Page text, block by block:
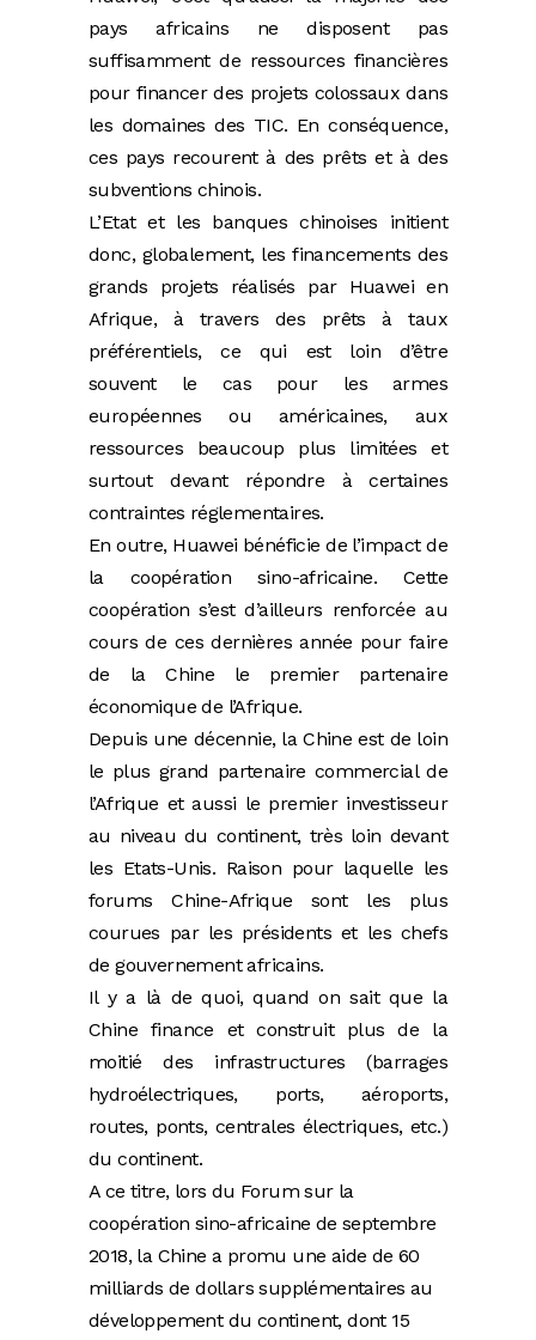
pays africains ne disposent pas
suffisamment de ressources financières
pour financer des projets colossaux dans
les domaines des TIC. En conséquence,
ces pays recourent à des prêts et à des
subventions chinois.
L’Etat et les banques chinoises initient
donc, globalement, les financements des
grands projets réalisés par Huawei en
Afrique, à travers des prêts à taux
préférentiels, ce qui est loin d’être
souvent le cas pour les armes
européennes ou américaines, aux
ressources beaucoup plus limitées et
surtout devant répondre à certaines
contraintes réglementaires.
En outre, Huawei bénéficie de l’impact de
la coopération sino-africaine. Cette
coopération s’est d’ailleurs renforcée au
cours de ces dernières année pour faire
de la Chine le premier partenaire
économique de l’Afrique.
Depuis une décennie, la Chine est de loin
le plus grand partenaire commercial de
l’Afrique et aussi le premier investisseur
au niveau du continent, très loin devant
les Etats-Unis. Raison pour laquelle les
forums Chine-Afrique sont les plus
courues par les présidents et les chefs
de gouvernement africains.
Il y a là de quoi, quand on sait que la
Chine finance et construit plus de la
moitié des infrastructures (barrages
hydroélectriques, ports, aéroports,
routes, ponts, centrales électriques, etc.)
du continent.
A ce titre, lors du Forum sur la
coopération sino-africaine de septembre
2018, la Chine a promu une aide de 60
milliards de dollars supplémentaires au
développement du continent, dont 15